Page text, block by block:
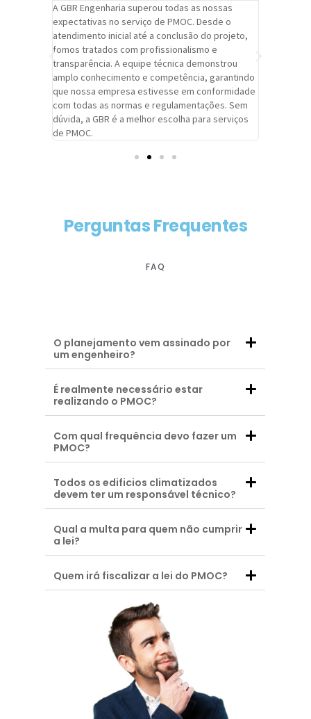
A GBR Engenharia superou todas as nossas
expectativas no serviço de PMOC. Desde o
atendimento inicial até a conclusão do projeto,
fomos tratados com profissionalismo e
transparência. A equipe técnica demonstrou
amplo conhecimento e competência, garantindo
que nossa empresa estivesse em conformidade
com todas as normas e regulamentações. Sem
dúvida, a GBR é a melhor escolha para serviços
de PMOC.
Perguntas Frequentes
FAQ
O planejamento vem assinado por
um engenheiro?
É realmente necessário estar
realizando o PMOC?
Com qual frequência devo fazer um
PMOC?
Todos os edificios climatizados
devem ter um responsável técnico?
Qual a multa para quem não cumprir
a lei?
Quem irá fiscalizar a lei do PMOC?